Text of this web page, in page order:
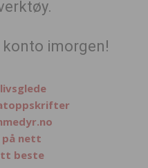
konto imorgen!
på nett
beste